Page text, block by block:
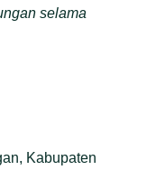
selama
Kabupaten